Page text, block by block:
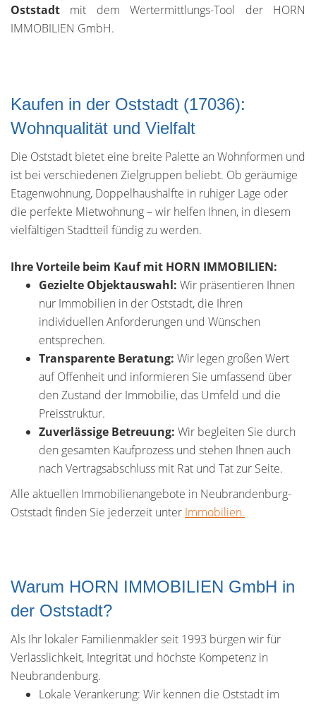
Oststadt mit dem Wertermittlungs-Tool der HORN
IMMOBILIEN GmbH.
Kaufen in der Oststadt (17036):
Wohnqualität und Vielfalt
Die Oststadt bietet eine breite Palette an Wohnformen und
ist bei verschiedenen Zielgruppen beliebt. Ob geräumige
Etagenwohnung, Doppelhaushälfte in ruhiger Lage oder
die perfekte Mietwohnung – wir helfen Ihnen, in diesem
vielfältigen Stadtteil fündig zu werden.
Ihre Vorteile beim Kauf mit HORN IMMOBILIEN:
Gezielte Objektauswahl: Wir präsentieren Ihnen
nur Immobilien in der Oststadt, die Ihren
individuellen Anforderungen und Wünschen
entsprechen.
Transparente Beratung: Wir legen großen Wert
auf Offenheit und informieren Sie umfassend über
den Zustand der Immobilie, das Umfeld und die
Preisstruktur.
Zuverlässige Betreuung: Wir begleiten Sie durch
den gesamten Kaufprozess und stehen Ihnen auch
nach Vertragsabschluss mit Rat und Tat zur Seite.
Alle aktuellen Immobilienangebote in Neubrandenburg-
Oststadt finden Sie jederzeit unter Immobilien.
Warum HORN IMMOBILIEN GmbH in
der Oststadt?
Als Ihr lokaler Familienmakler seit 1993 bürgen wir für
Verlässlichkeit, Integrität und höchste Kompetenz in
Neubrandenburg.
Lokale Verankerung: Wir kennen die Oststadt im